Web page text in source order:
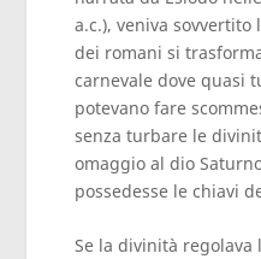
a.c.), veniva sovvertito
dei romani si
carnevale dove quasi
potevano fare
senza turbare le
omaggio al dio
possedesse le chiavi
Se la divinità